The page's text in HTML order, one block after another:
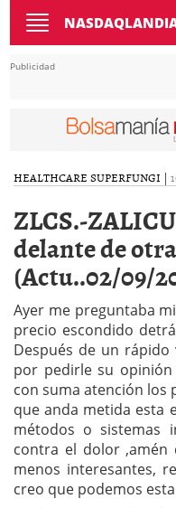
Toggle
navigation
Publicidad
HEALTHCARE SUPERFUNGI |
ZLCS.-
delante de
(Actu..02/09/
Ayer me preguntaba
precio escondido
Después de un
por pedirle su
con suma atención los
que anda metida esta
métodos o sistemas
contra el dolor
menos interesantes,
creo que podemos